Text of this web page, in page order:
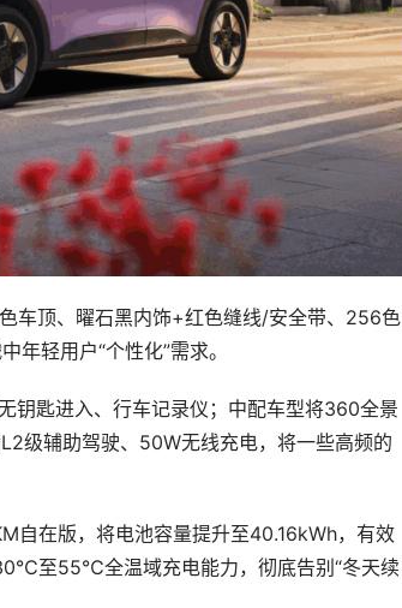
车顶、曜石黑内饰+红色缝线/安全带、256色
轻用户“个性化”需求。
钥匙进入、行车记录仪；中配车型将360全景
级辅助驾驶、50W无线充电，将一些高频的
自在版，将电池容量提升至40.16kWh，有效
至55℃全温域充电能力，彻底告别“冬天续